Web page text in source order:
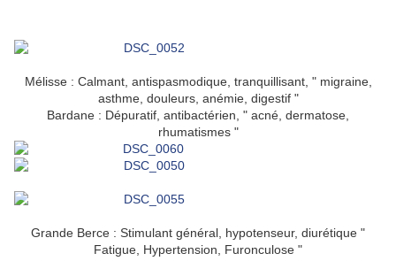
Mélisse : Calmant, antispasmodique, tranquillisant, " migraine,
asthme, douleurs, anémie, digestif "
Bardane : Dépuratif, antibactérien, " acné, dermatose,
rhumatismes "
Grande Berce : Stimulant général, hypotenseur, diurétique "
Fatigue, Hypertension, Furonculose "